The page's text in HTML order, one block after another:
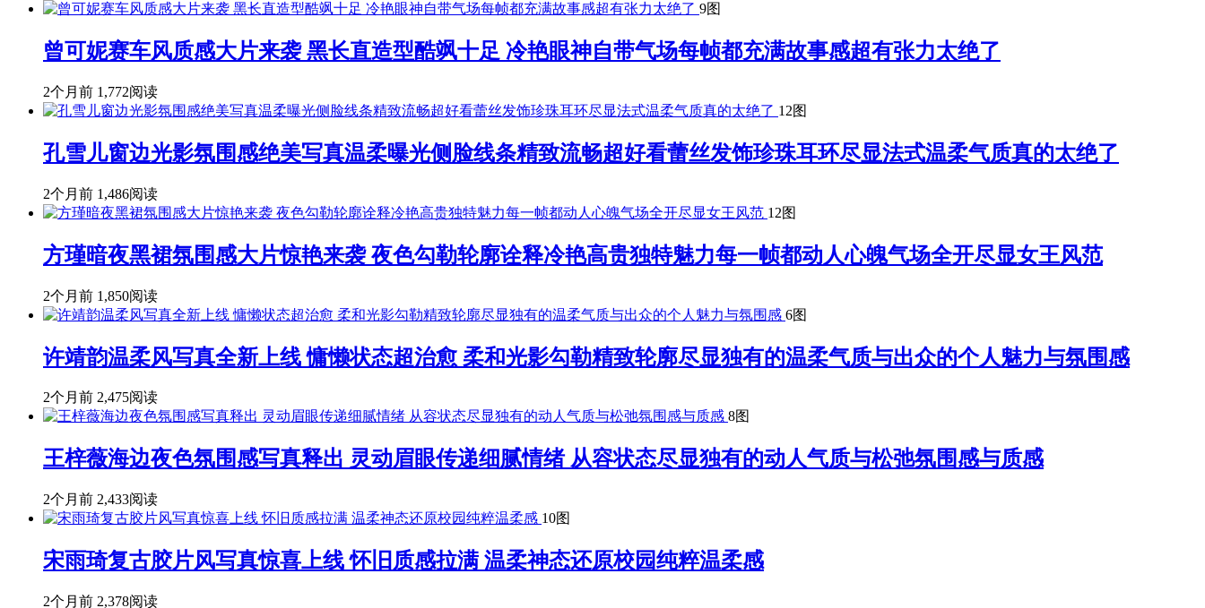
9图
曾可妮赛车风质感大片来袭 黑长直造型酷飒十足 冷艳眼神自带气场每帧都充满故事感超有张力太绝了
2个月前 1,772阅读
12图
孔雪儿窗边光影氛围感绝美写真温柔曝光侧脸线条精致流畅超好看蕾丝发饰珍珠耳环尽显法式温柔气质真的太绝了
2个月前 1,486阅读
12图
方瑾暗夜黑裙氛围感大片惊艳来袭 夜色勾勒轮廓诠释冷艳高贵独特魅力每一帧都动人心魄气场全开尽显女王风范
2个月前 1,850阅读
6图
许靖韵温柔风写真全新上线 慵懒状态超治愈 柔和光影勾勒精致轮廓尽显独有的温柔气质与出众的个人魅力与氛围感
2个月前 2,475阅读
8图
王梓薇海边夜色氛围感写真释出 灵动眉眼传递细腻情绪 从容状态尽显独有的动人气质与松弛氛围感与质感
2个月前 2,433阅读
10图
宋雨琦复古胶片风写真惊喜上线 怀旧质感拉满 温柔神态还原校园纯粹温柔感
2个月前 2,378阅读